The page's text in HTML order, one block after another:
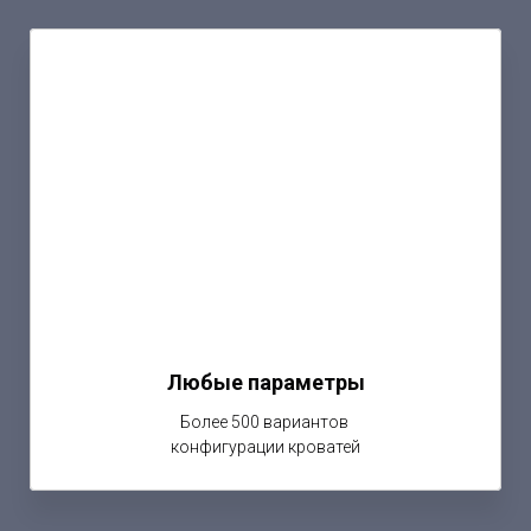
Любые параметры
Более 500 вариантов
конфигурации кроватей